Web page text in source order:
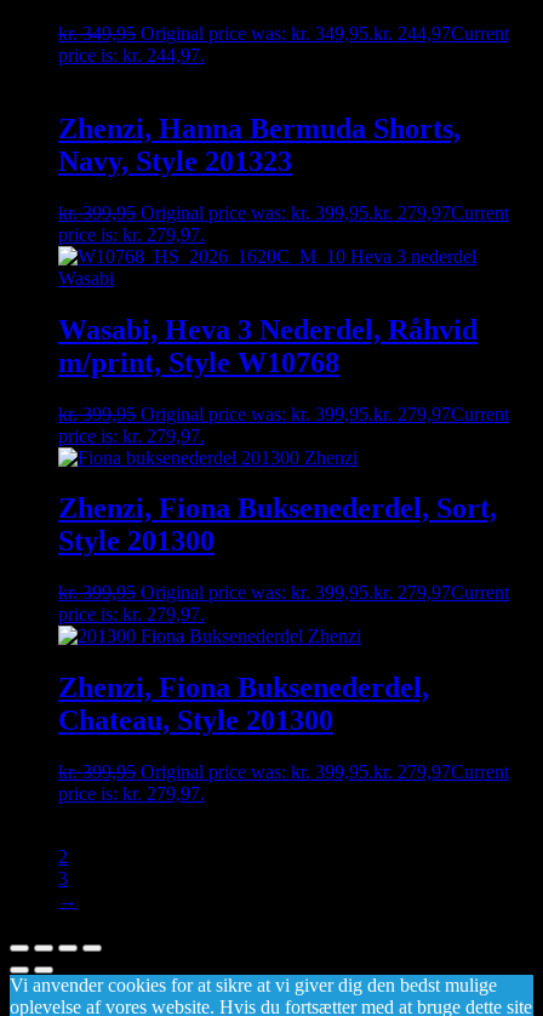
kr.349,95 Original price was: kr. 349,95.kr. 244,97Current
price is: kr. 244,97.
Zhenzi, Hanna Bermuda Shorts,
Navy, Style 201323
kr.399,95 Original price was: kr. 399,95.kr. 279,97Current
price is: kr. 279,97.
Wasabi, Heva 3 Nederdel, Råhvid
m/print, Style W10768
kr.399,95 Original price was: kr. 399,95.kr. 279,97Current
price is: kr. 279,97.
Zhenzi, Fiona Buksenederdel, Sort,
Style 201300
kr.399,95 Original price was: kr. 399,95.kr. 279,97Current
price is: kr. 279,97.
Zhenzi, Fiona Buksenederdel,
Chateau, Style 201300
kr.399,95 Original price was: kr. 399,95.kr. 279,97Current
price is: kr. 279,97.
2
3
→
Vi anvender cookies for at sikre at vi giver dig den bedst mulige
oplevelse af vores website. Hvis du fortsætter med at bruge dette site